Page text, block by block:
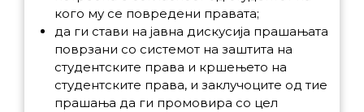
кого му се повредени правата;
да ги стави на јавна дискусија прашањата
поврзани со системот на заштита на
студентските права и кршењето на
студентските права, и заклучоците од тие
прашања да ги промовира со цел